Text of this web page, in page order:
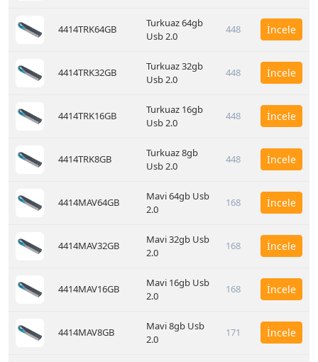
4414TRK64GB
Turkuaz 64gb
Usb 2.0
448 İncele
4414TRK32GB
Turkuaz 32gb
Usb 2.0
448 İncele
4414TRK16GB
Turkuaz 16gb
Usb 2.0
448 İncele
4414TRK8GB
Turkuaz 8gb
Usb 2.0
448 İncele
4414MAV64GB
Mavi 64gb Usb
2.0
168 İncele
4414MAV32GB
Mavi 32gb Usb
2.0
168 İncele
4414MAV16GB
Mavi 16gb Usb
2.0
168 İncele
4414MAV8GB
Mavi 8gb Usb
2.0
171 İncele